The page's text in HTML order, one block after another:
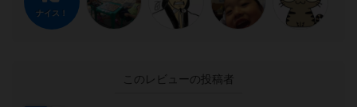
ナイス！
このレビューの投稿者